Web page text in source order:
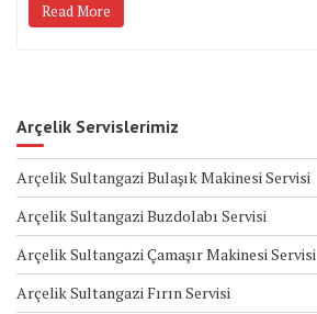
Read More
Arçelik Servislerimiz
Arçelik Sultangazi Bulaşık Makinesi Servisi
Arçelik Sultangazi Buzdolabı Servisi
Arçelik Sultangazi Çamaşır Makinesi Servisi
Arçelik Sultangazi Fırın Servisi